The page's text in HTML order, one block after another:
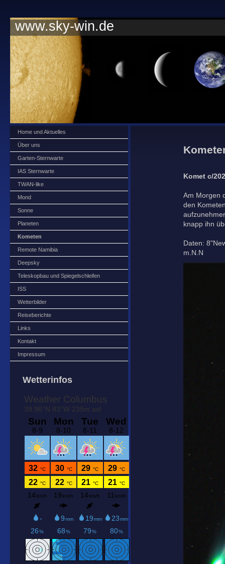
www.sky-win.de
Home und Aktuelles
Über uns
Garten-Sternwarte
IAS Sternwarte
TWAN-like
Mond
Sonne
Planeten
Kometen
Remote Namibia
Deepsky
Teleskopbau und Spiegelschleifen
ISS
Wetterbilder
Reiseberichte
Links
Kontakt
Impressum
Wetterinfos
Komet c/
Am Morgen
den
knapp ihn
Daten:
m.N.N